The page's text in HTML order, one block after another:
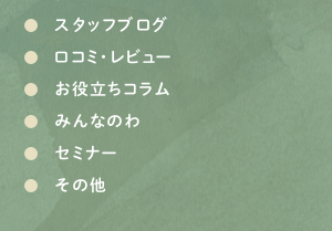
スタッフブログ
口コミ・レビュー
お役立ちコラム
みんなのわ
セミナー
その他